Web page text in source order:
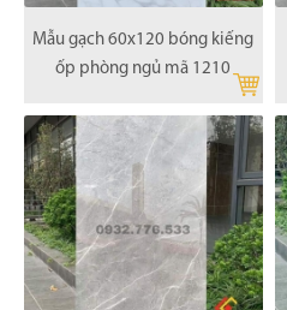
Mẫu gạch 60x120 bóng kiếng
ốp phòng ngủ mã 1210